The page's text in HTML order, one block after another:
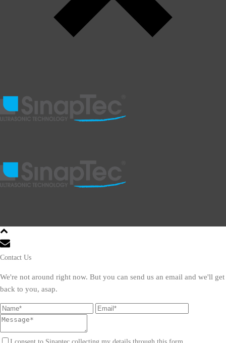
Contact Us
We're not around right now. But you can send us an email and we'll get
back to you, asap.